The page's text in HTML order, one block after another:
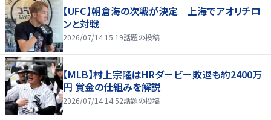
【UFC】朝倉海の次戦が決定 上海でアオリチロ
ンと対戦
2026/07/14 15:19話題の投稿
【MLB】村上宗隆はHRダービー敗退も約2400万
円 賞金の仕組みを解説
2026/07/14 14:52話題の投稿